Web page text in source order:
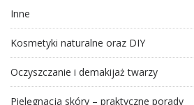
Inne
Kosmetyki naturalne oraz DIY
Oczyszczanie i demakijaż twarzy
Pielęgnacja skóry – praktyczne porady